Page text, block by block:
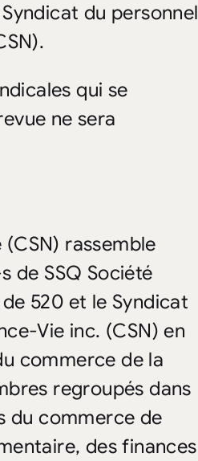
du personnel
qui se
ne sera
rassemble
de SSQ Société
520 et le Syndicat
Vie inc. (CSN) en
commerce de la
regroupés dans
du commerce de
des finances